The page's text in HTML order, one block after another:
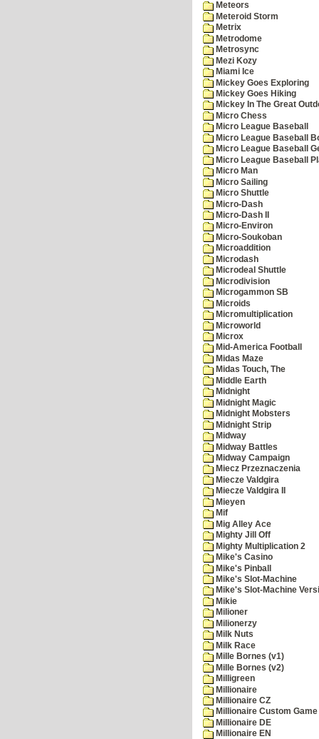
Meteors
Meteroid Storm
Metrix
Metrodome
Metrosync
Mezi Kozy
Miami Ice
Mickey Goes Exploring
Mickey Goes Hiking
Mickey In The Great
Micro Chess
Micro League Baseball
Micro League Baseball
Micro League Baseball
Micro League Baseball
Micro Man
Micro Sailing
Micro Shuttle
Micro-Dash
Micro-Dash II
Micro-Environ
Micro-Soukoban
Microaddition
Microdash
Microdeal Shuttle
Microdivision
Microgammon SB
Microids
Micromultiplication
Microworld
Microx
Mid-America Football
Midas Maze
Midas Touch, The
Middle Earth
Midnight
Midnight Magic
Midnight Mobsters
Midnight Strip
Midway
Midway Battles
Midway Campaign
Miecz Przeznaczenia
Miecze Valdgira
Miecze Valdgira II
Mieyen
Mif
Mig Alley Ace
Mighty Jill Off
Mighty Multiplication 2
Mike's Casino
Mike's Pinball
Mike's Slot-Machine
Mike's Slot-Machine
Mikie
Milioner
Milionerzy
Milk Nuts
Milk Race
Mille Bornes (v1)
Mille Bornes (v2)
Milligreen
Millionaire
Millionaire CZ
Millionaire Custom
Millionaire DE
Millionaire EN